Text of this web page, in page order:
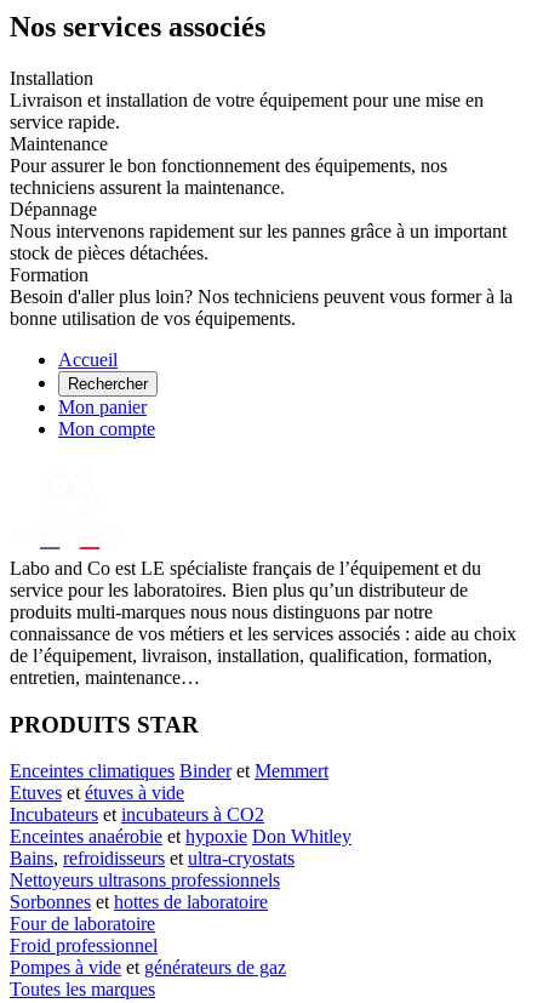
Nos services associés
Installation
Livraison et installation de votre équipement pour une mise en
service rapide.
Maintenance
Pour assurer le bon fonctionnement des équipements, nos
techniciens assurent la maintenance.
Dépannage
Nous intervenons rapidement sur les pannes grâce à un important
stock de pièces détachées.
Formation
Besoin d'aller plus loin? Nos techniciens peuvent vous former à la
bonne utilisation de vos équipements.
Accueil
Rechercher
Mon panier
Mon compte
Labo and Co est LE spécialiste français de l’équipement et du
service pour les laboratoires. Bien plus qu’un distributeur de
produits multi-marques nous nous distinguons par notre
connaissance de vos métiers et les services associés : aide au choix
de l’équipement, livraison, installation, qualification, formation,
entretien, maintenance…
PRODUITS STAR
Enceintes climatiques BinderetMemmert
Etuves etétuves à vide
Incubateurs etincubateurs à CO2
Enceintes anaérobie ethypoxie Don Whitley
Bains, refroidisseurs etultra-cryostats
Nettoyeurs ultrasons professionnels
Sorbonnes ethottes de laboratoire
Four de laboratoire
Froid professionnel
Pompes à vide et générateurs de gaz
Toutes les marques